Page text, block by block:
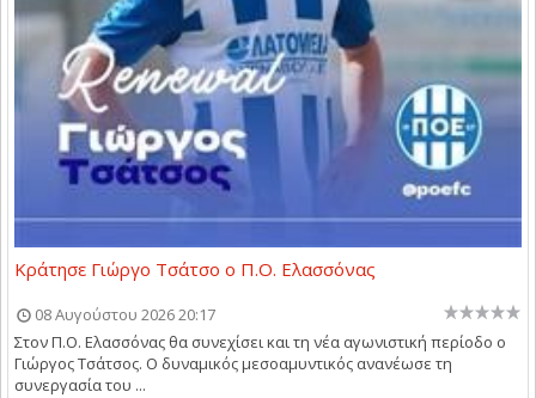
Κράτησε Γιώργο Τσάτσο ο Π.Ο. Ελασσόνας
08 Αυγούστου 2026 20:17
Στον Π.Ο. Ελασσόνας θα συνεχίσει και τη νέα αγωνιστική περίοδο ο
Γιώργος Τσάτσος. Ο δυναμικός μεσοαμυντικός ανανέωσε τη
συνεργασία του ...